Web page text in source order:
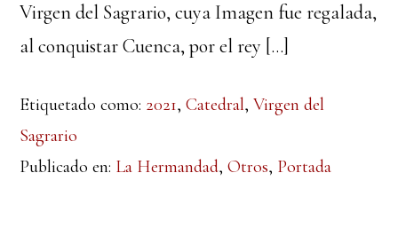
Virgen del Sagrario, cuya Imagen fue regalada,
al conquistar Cuenca, por el rey […]
Etiquetado como: 2021,Catedral,Virgen del
Sagrario
Publicado en: La Hermandad,Otros, Portada